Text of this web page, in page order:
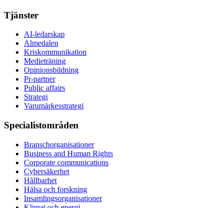
Tjänster
AI-ledarskap
Almedalen
Kris­kommunikation
Medieträning
Opinionsbildning
Pr-partner
Public affairs
Strategi
Varumärkesstrategi
Specialistområden
Branschorganisationer
Business and Human Rights
Corporate communications
Cybersäkerhet
Hållbarhet
Hälsa och forskning
Insamlingsorganisationer